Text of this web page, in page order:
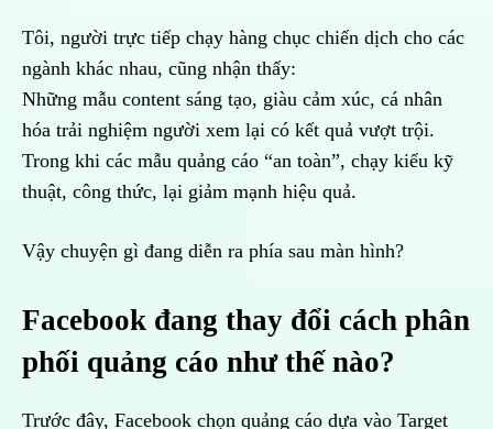
Tôi, người trực tiếp chạy hàng chục chiến dịch cho các
ngành khác nhau, cũng nhận thấy:
Những mẫu content sáng tạo, giàu cảm xúc, cá nhân
hóa trải nghiệm người xem lại có kết quả vượt trội.
Trong khi các mẫu quảng cáo “an toàn”, chạy kiểu kỹ
thuật, công thức, lại giảm mạnh hiệu quả.
Vậy chuyện gì đang diễn ra phía sau màn hình?
Facebook đang thay đổi cách phân
phối quảng cáo như thế nào?
Trước đây, Facebook chọn quảng cáo dựa vào Target